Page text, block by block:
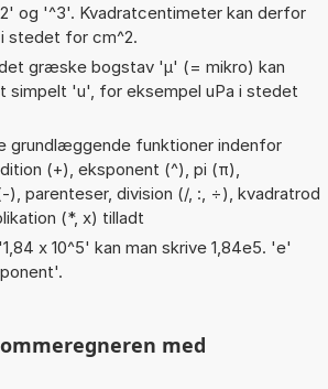
og '^3'. Kvadratcentimeter kan derfor
stedet for cm^2.
græske bogstav 'µ' (= mikro) kan
simpelt 'u', for eksempel uPa i stedet
grundlæggende funktioner indenfor
(+), eksponent (^), pi (π),
), parenteser, division (/, :, ÷), kvadratrod
(*, x) tilladt
x 10^5' kan man skrive 1,84e5. 'e'
med